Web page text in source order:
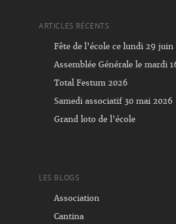
ARTICLES RÉCENTS
Fête de l’école ce lundi 29 juin
Assemblée Générale le mardi
Total Festum 2026
Samedi associatif 30 mai 2026
Grand loto de l’école
LES BLOGS
Association
Cantina